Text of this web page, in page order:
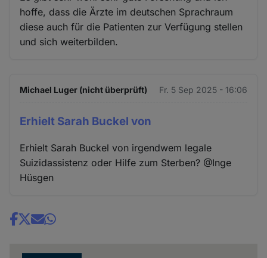
hoffe, dass die Ärzte im deutschen Sprachraum
diese auch für die Patienten zur Verfügung stellen
und sich weiterbilden.
Michael Luger (nicht überprüft) Fr. 5 Sep 2025 - 16:06
Erhielt Sarah Buckel von
Erhielt Sarah Buckel von irgendwem legale
Suizidassistenz oder Hilfe zum Sterben? @Inge
Hüsgen
Share